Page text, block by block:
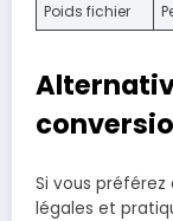
Poids fichier
Si vous préférez
légales et